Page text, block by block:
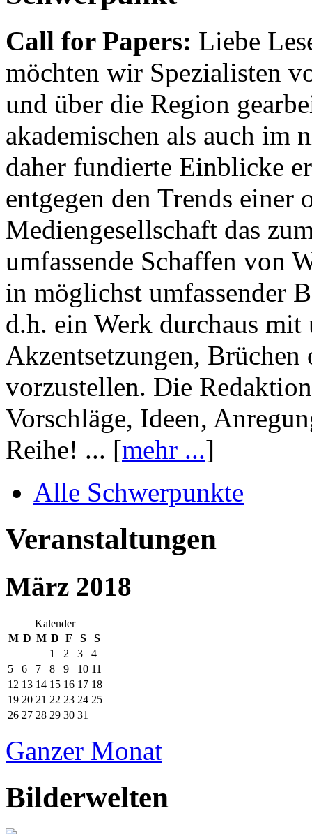
Call for Papers: Liebe
möchten wir Spezialisten
und über die Region
akademischen als auch im
daher fundierte Einblicke
entgegen den Trends einer
Mediengesellschaft das
umfassende Schaffen von
in möglichst umfassender
d.h. ein Werk durchaus mit
Akzentsetzungen, Brüchen
vorzustellen. Die
Vorschläge, Ideen,
Reihe! ... [mehr ...]
Alle Schwerpunkte
Veranstaltungen
März 2018
Kalender
M D M D F S
S
1
2 3
4
5
6 7 8 9 10 11
12 13 14 15 16 17 18
19 20 21 22 23 24 25
26 27 28 29 30 31
Ganzer Monat
Bilderwelten